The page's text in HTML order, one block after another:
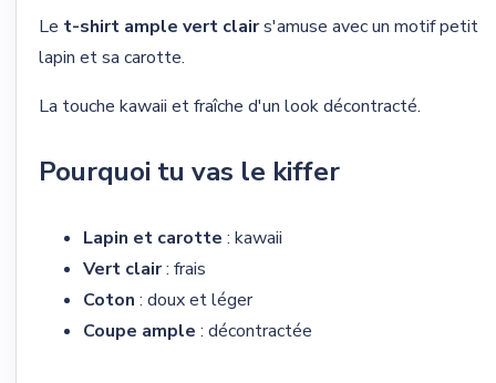
Le t-shirt ample vert clairs'amuse avec un motif petit
lapin et sa carotte.
La touche kawaii et fraîche d'un look décontracté.
Pourquoi tu vas le kiffer
Lapin et carotte : kawaii
Vert clair: frais
Coton : doux et léger
Coupe ample : décontractée